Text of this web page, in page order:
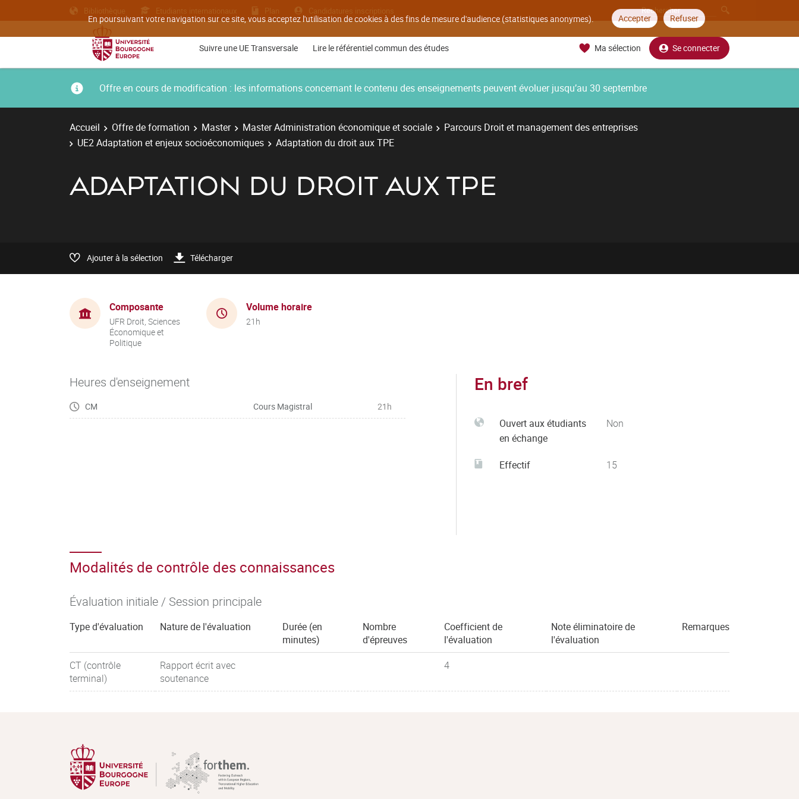
En poursuivant votre navigation sur ce site, vous acceptez l'utilisation de cookies à des fins de mesure d'audience (statistiques anonymes). Accepter Refuser
Bibliothèque Etudiants internationaux Plan Candidatures inscriptions
Suivre une UE Transversale Lire le référentiel commun des études Ma sélection Se connecter
Offre en cours de modification : les informations concernant le contenu des enseignements peuvent évoluer jusqu’au 30 septembre
Accueil Offre de formation Master Master Administration économique et sociale
Parcours Droit et management des entreprises
UE2 Adaptation et enjeux socioéconomiques
Adaptation du droit aux TPE
ADAPTATION DU DROIT AUX TPE
Ajouter à la sélection Télécharger
Composante
UFR Droit, Sciences
Économique et
Politique
Volume horaire
21h
Heures d'enseignement
CM Cours Magistral 21h
En bref
Ouvert aux étudiants
en échange
Non
Effectif 15
Modalités de contrôle des connaissances
Évaluation initiale / Session principale
Type d'évaluation Nature de l'évaluation
Durée (en
minutes)
Nombre
d'épreuves
Coefficient de
l'évaluation
Note éliminatoire de
l'évaluation
Remarques
CT (contrôle
terminal)
Rapport écrit avec
soutenance
4